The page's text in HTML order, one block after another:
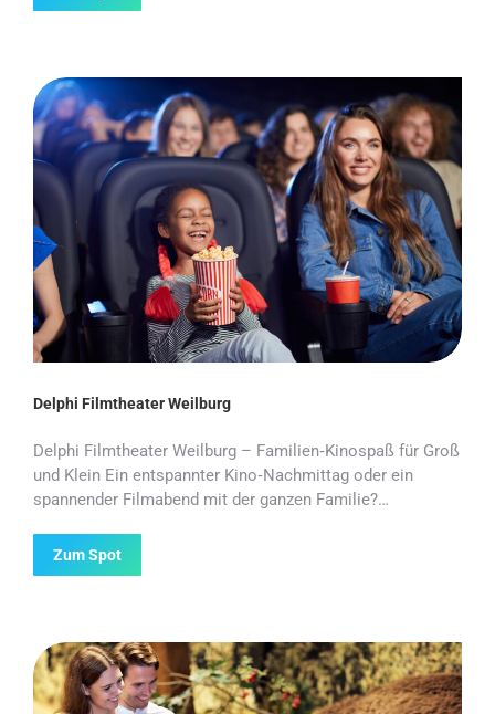
Delphi Filmtheater Weilburg
Delphi Filmtheater Weilburg – Familien‑Kinospaß für Groß
und Klein Ein entspannter Kino‑Nachmittag oder ein
spannender Filmabend mit der ganzen Familie?…
Zum Spot